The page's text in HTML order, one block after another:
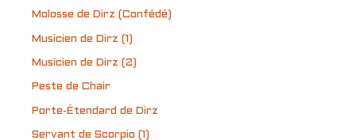
Molosse de Dirz (Confédé)
Musicien de Dirz (1)
Musicien de Dirz (2)
Peste de Chair
Porte-Étendard de Dirz
Servant de Scorpio (1)